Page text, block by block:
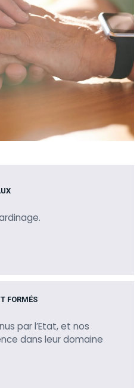
FORMÉS
par l’Etat, et nos
dans leur domaine